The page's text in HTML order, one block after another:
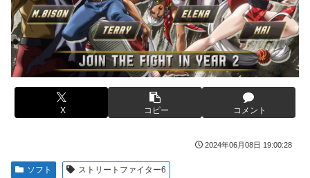
てドス声で脅した結果←声優スキルの無駄遣いが最高すぎる
ｗｗｗ
【悲報】落語家、亡くなったタレントからいじめられた過去
を告白する…
登場www
【画像】人気漫画「サンキューピッチ」6巻の表紙、えちえ
「汚い金でもありがとう」
佐々木舞音アナ 短パン、生足、横乳 バレーレポート！！
割とマジで日本の少子化の原因って何なのか
韓国型イージス搭載の次世代駆逐艦「KDDX」1番艦…2032
年竣工と公示！
【画像】フジの新人アナさん、二人とも腋を見せてくれない
某野党議員が「自分を批判する垢は工作垢だ」と示唆、複数
【画像】宇垣美里さん(35)、バカデカ乳を強調させた最新の
姿wwww
X コピー コメント
2024年06月08日 19:00:28
ソフト ストリートファイター6